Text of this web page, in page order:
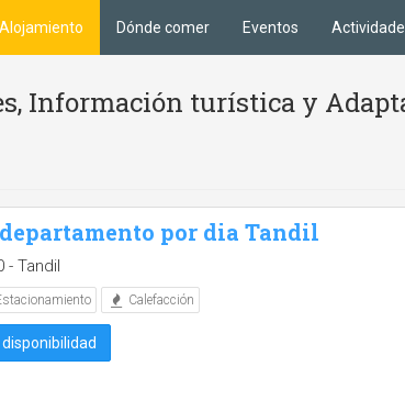
Alojamiento Dónde comer Eventos
Información turística y
por dia Tandil
- Tandil
Calefacción